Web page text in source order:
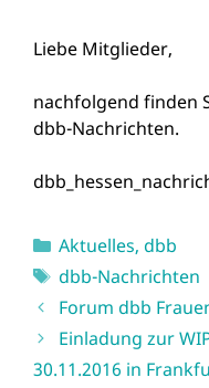
Liebe Mitglieder,
nachfolgend finden
dbb-Nachrichten.
Kategorien
Aktuelles, dbb
Schlagwörter
dbb-Nachrichten
Forum dbb
Einladung zur
30.11.2016 in